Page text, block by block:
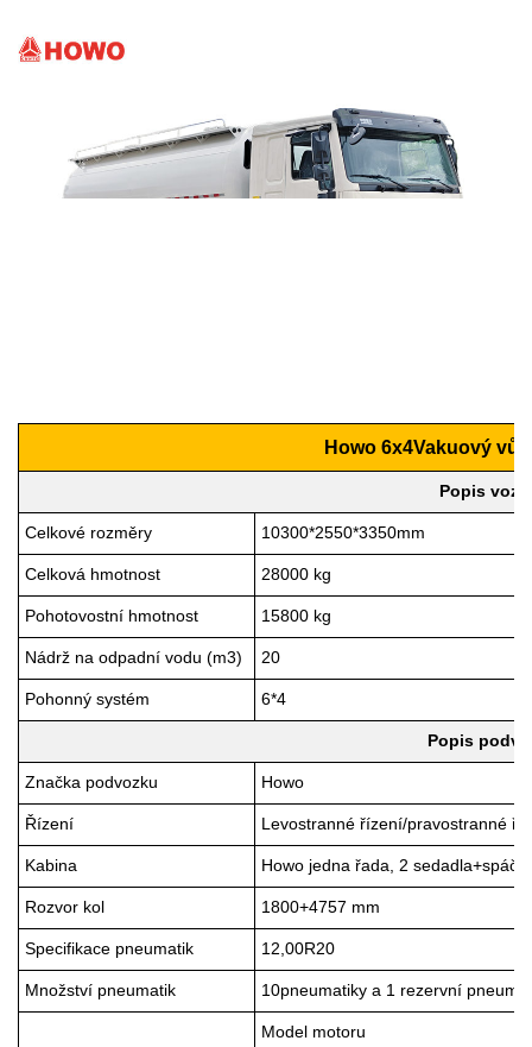
Howo 6x4Vakuový
Popis
Celkové rozměry 10300*2550*3350mm
Celková hmotnost 28000 kg
Pohotovostní hmotnost 15800 kg
Nádrž na odpadní vodu (m3) 20
Pohonný systém 6*4
Popis
Značka podvozku Howo
Řízení Levostranné řízení/pravostranné
Kabina Howo jedna řada, 2 sedadla+spáč
Rozvor kol 1800+4757 mm
Specifikace pneumatik 12,00R20
Množství pneumatik 10pneumatiky a 1 rezervní
Model motoru